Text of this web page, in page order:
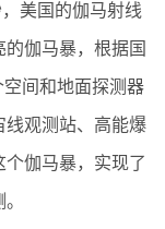
，美国的伽马射线
伽马暴，根据国
空间和地面探测器
线观测站、高能爆
伽马暴，实现了